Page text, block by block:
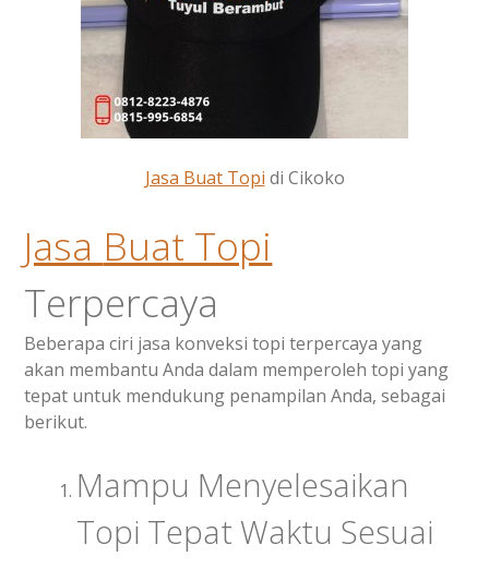
Jasa Buat Topi di Cikoko
Jasa Buat Topi
Terpercaya
Beberapa ciri jasa konveksi topi terpercaya yang
akan membantu Anda dalam memperoleh topi yang
tepat untuk mendukung penampilan Anda, sebagai
berikut.
Mampu Menyelesaikan
Topi Tepat Waktu Sesuai